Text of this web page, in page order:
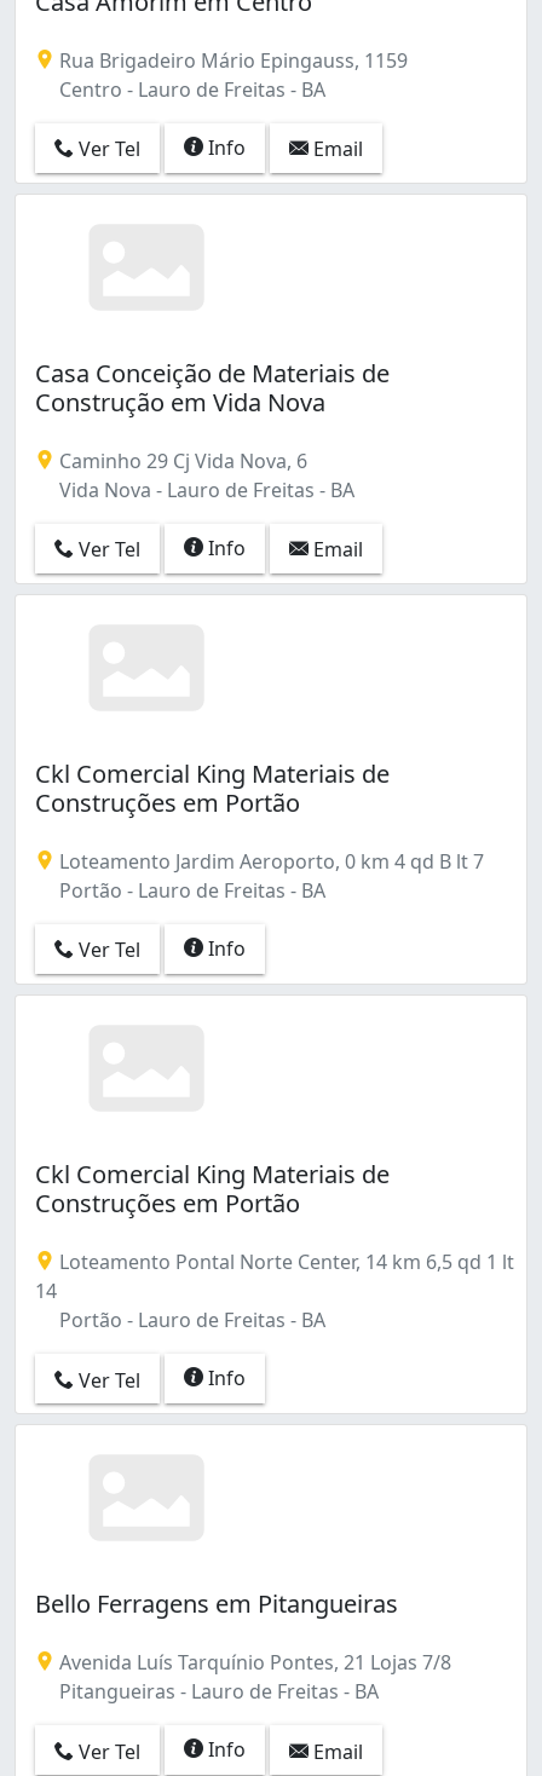
Areia, Terra e Pedregulho (1)
Cal (1)
Impermeabilizante (1)
Jambeiro (2)
Pitangueiras (14)
Portão (19)
Praia de Ipitanga (1)
Recreio Ipitanga (27)
Vida Nova (4)
Rua Brigadeiro Mário Epingauss, 1159
Centro - Lauro de Freitas - BA
Ver Tel Info Email
Casa Conceição de Materiais de
Construção em Vida Nova
Caminho 29 Cj Vida Nova, 6
Vida Nova - Lauro de Freitas - BA
Ver Tel Info Email
Ckl Comercial King Materiais de
Construções em Portão
Loteamento Jardim Aeroporto, 0 km 4 qd B lt 7
Portão - Lauro de Freitas - BA
Ver Tel Info
Ckl Comercial King Materiais de
Construções em Portão
Loteamento Pontal Norte Center, 14 km 6,5 qd 1 lt
14
Portão - Lauro de Freitas - BA
Ver Tel Info
Bello Ferragens em Pitangueiras
Avenida Luís Tarquínio Pontes, 21 Lojas 7/8
Pitangueiras - Lauro de Freitas - BA
Ver Tel Info Email